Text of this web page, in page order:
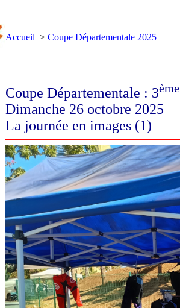
Accueil > Coupe Départementale 2025
Coupe Départementale : 3ème
Dimanche 26 octobre 2025
La journée en images (1)